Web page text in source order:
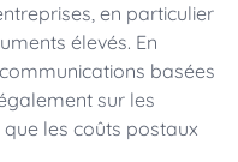
en particulier
élevés. En
basées
sur les
les coûts postaux